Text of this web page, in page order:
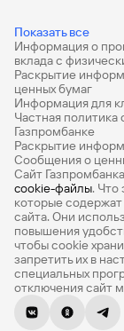
Показать все
Дебетовые
Все
Банковские
Вклады с
Калькулятор
Виртуальные
Премиум
Private
РКО
Информация о
вклада с
Раскрытие
ценных бумаг
Информация для
Частная политика
Газпромбанке
Раскрытие
Сообщения о
Сайт
cookie-файлы. Что
которые
сайта. Они
повышения
чтобы сookie
запретить их в
специальных
отключения сайт